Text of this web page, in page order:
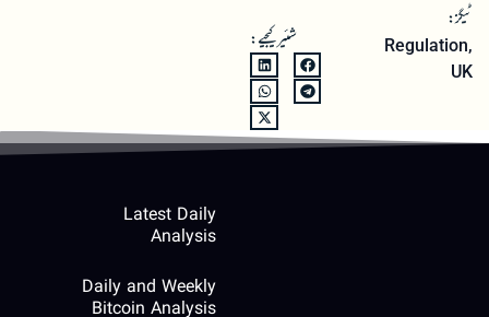
ٹیگز:
Regulation,
UK
شئیر کیجیے:
Latest Daily
Analysis
Daily and Weekly
Bitcoin Analysis